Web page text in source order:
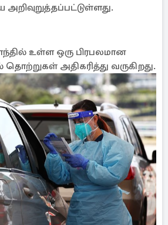
உள்ள ஒரு பிரபலமான
தொற்றுகள் அதிகரித்து வருகிறது.